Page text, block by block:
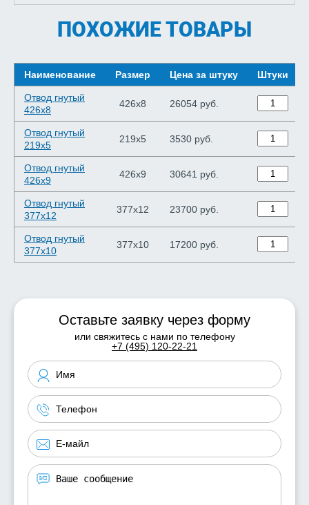
ПОХОЖИЕ ТОВАРЫ
Наименование Размер Цена за штуку Штуки
Отвод гнутый
426х8
426х8 26054 руб.
Отвод гнутый
219х5
219х5 3530 руб.
Отвод гнутый
426х9
426х9 30641 руб.
Отвод гнутый
377х12
377х12 23700 руб.
Отвод гнутый
377х10
377х10 17200 руб.
Оставьте заявку через форму
или свяжитесь с нами по телефону
+7 (495) 120-22-21